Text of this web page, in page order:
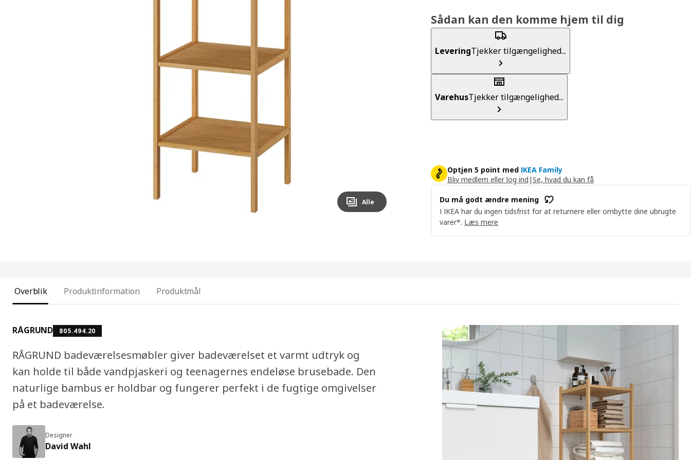
Image zoomed out, normal view
Alle
Sådan kan den komme hjem til dig
LeveringTjekker tilgængelighed...
VarehusTjekker tilgængelighed...
Optjen 5 point med IKEA Family
Bliv medlem eller log ind |Se, hvad du kan få
Du må godt ændre mening
I IKEA har du ingen tidsfrist for at returnere eller ombytte dine ubrugte
varer*. Læs mere
Overblik Produktinformation Produktmål
RÅGRUND 805.494.20
RÅGRUND badeværelsesmøbler giver badeværelset et varmt udtryk og
kan holde til både vandpjaskeri og teenagernes endeløse brusebade. Den
naturlige bambus er holdbar og fungerer perfekt i de fugtige omgivelser
på et badeværelse.
Designer
David Wahl